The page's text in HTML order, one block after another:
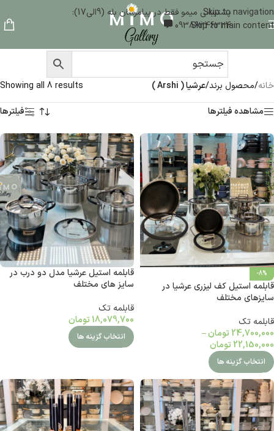
Skip to navigation
Skip to main content
پشتیبانی میمو فقط در پیامرسان بله (9الی17):
09386346324
خانه/محصول برند/عرشیا ( Arshi )
Showing all 8 results
مشاهده فیلترها
فیلترها
-8%
قابلمه استیل کف لیزری عرشیا در
سایزهای مختلف
قابلمه تک
24,700,000 تومان–
22,150,000 تومان
انتخاب گزینه ها
قابلمه استیل عرشیا مدل دو درب در
سایز های مختلف
قابلمه تک
18,079,700 تومان
انتخاب گزینه ها